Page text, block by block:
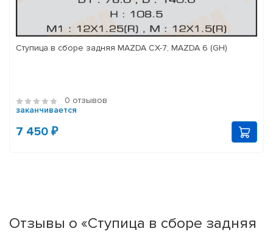
Ступица в сборе задняя MAZDA CX-7; MAZDA 6 (GH)
0 отзывов
заканчивается
7 450 ₽
Отзывы о «Ступица в сборе задняя